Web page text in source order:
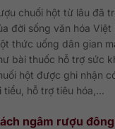
chuối hột từ lâu đã
đời sống văn hóa
thức uống dân gian
bài thuốc hỗ trợ sức
hột được ghi nhận
tiểu, hỗ trợ tiêu hóa,...
ngâm rượu